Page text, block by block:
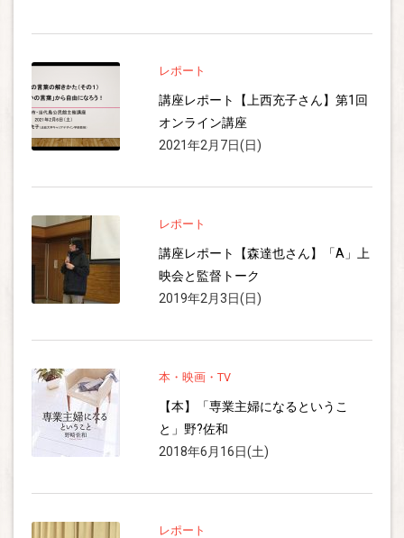
レポート
講座レポート【上西充子さん】第1回
オンライン講座
2021年2月7日(日)
レポート
講座レポート【森達也さん】「A」上
映会と監督トーク
2019年2月3日(日)
本・映画・TV
【本】「専業主婦になるというこ
と」野?佐和
2018年6月16日(土)
レポート